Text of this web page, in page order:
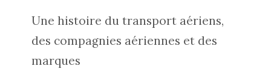
Une histoire du transport aériens,
des compagnies aériennes et des
marques